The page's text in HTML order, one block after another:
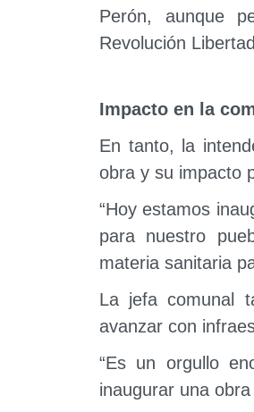
Perón, aunque
Revolución
Impacto en la
En tanto, la
obra y su impacto
“Hoy estamos
para nuestro
materia sanitaria
La jefa comunal
avanzar con
“Es un orgullo
inaugurar una